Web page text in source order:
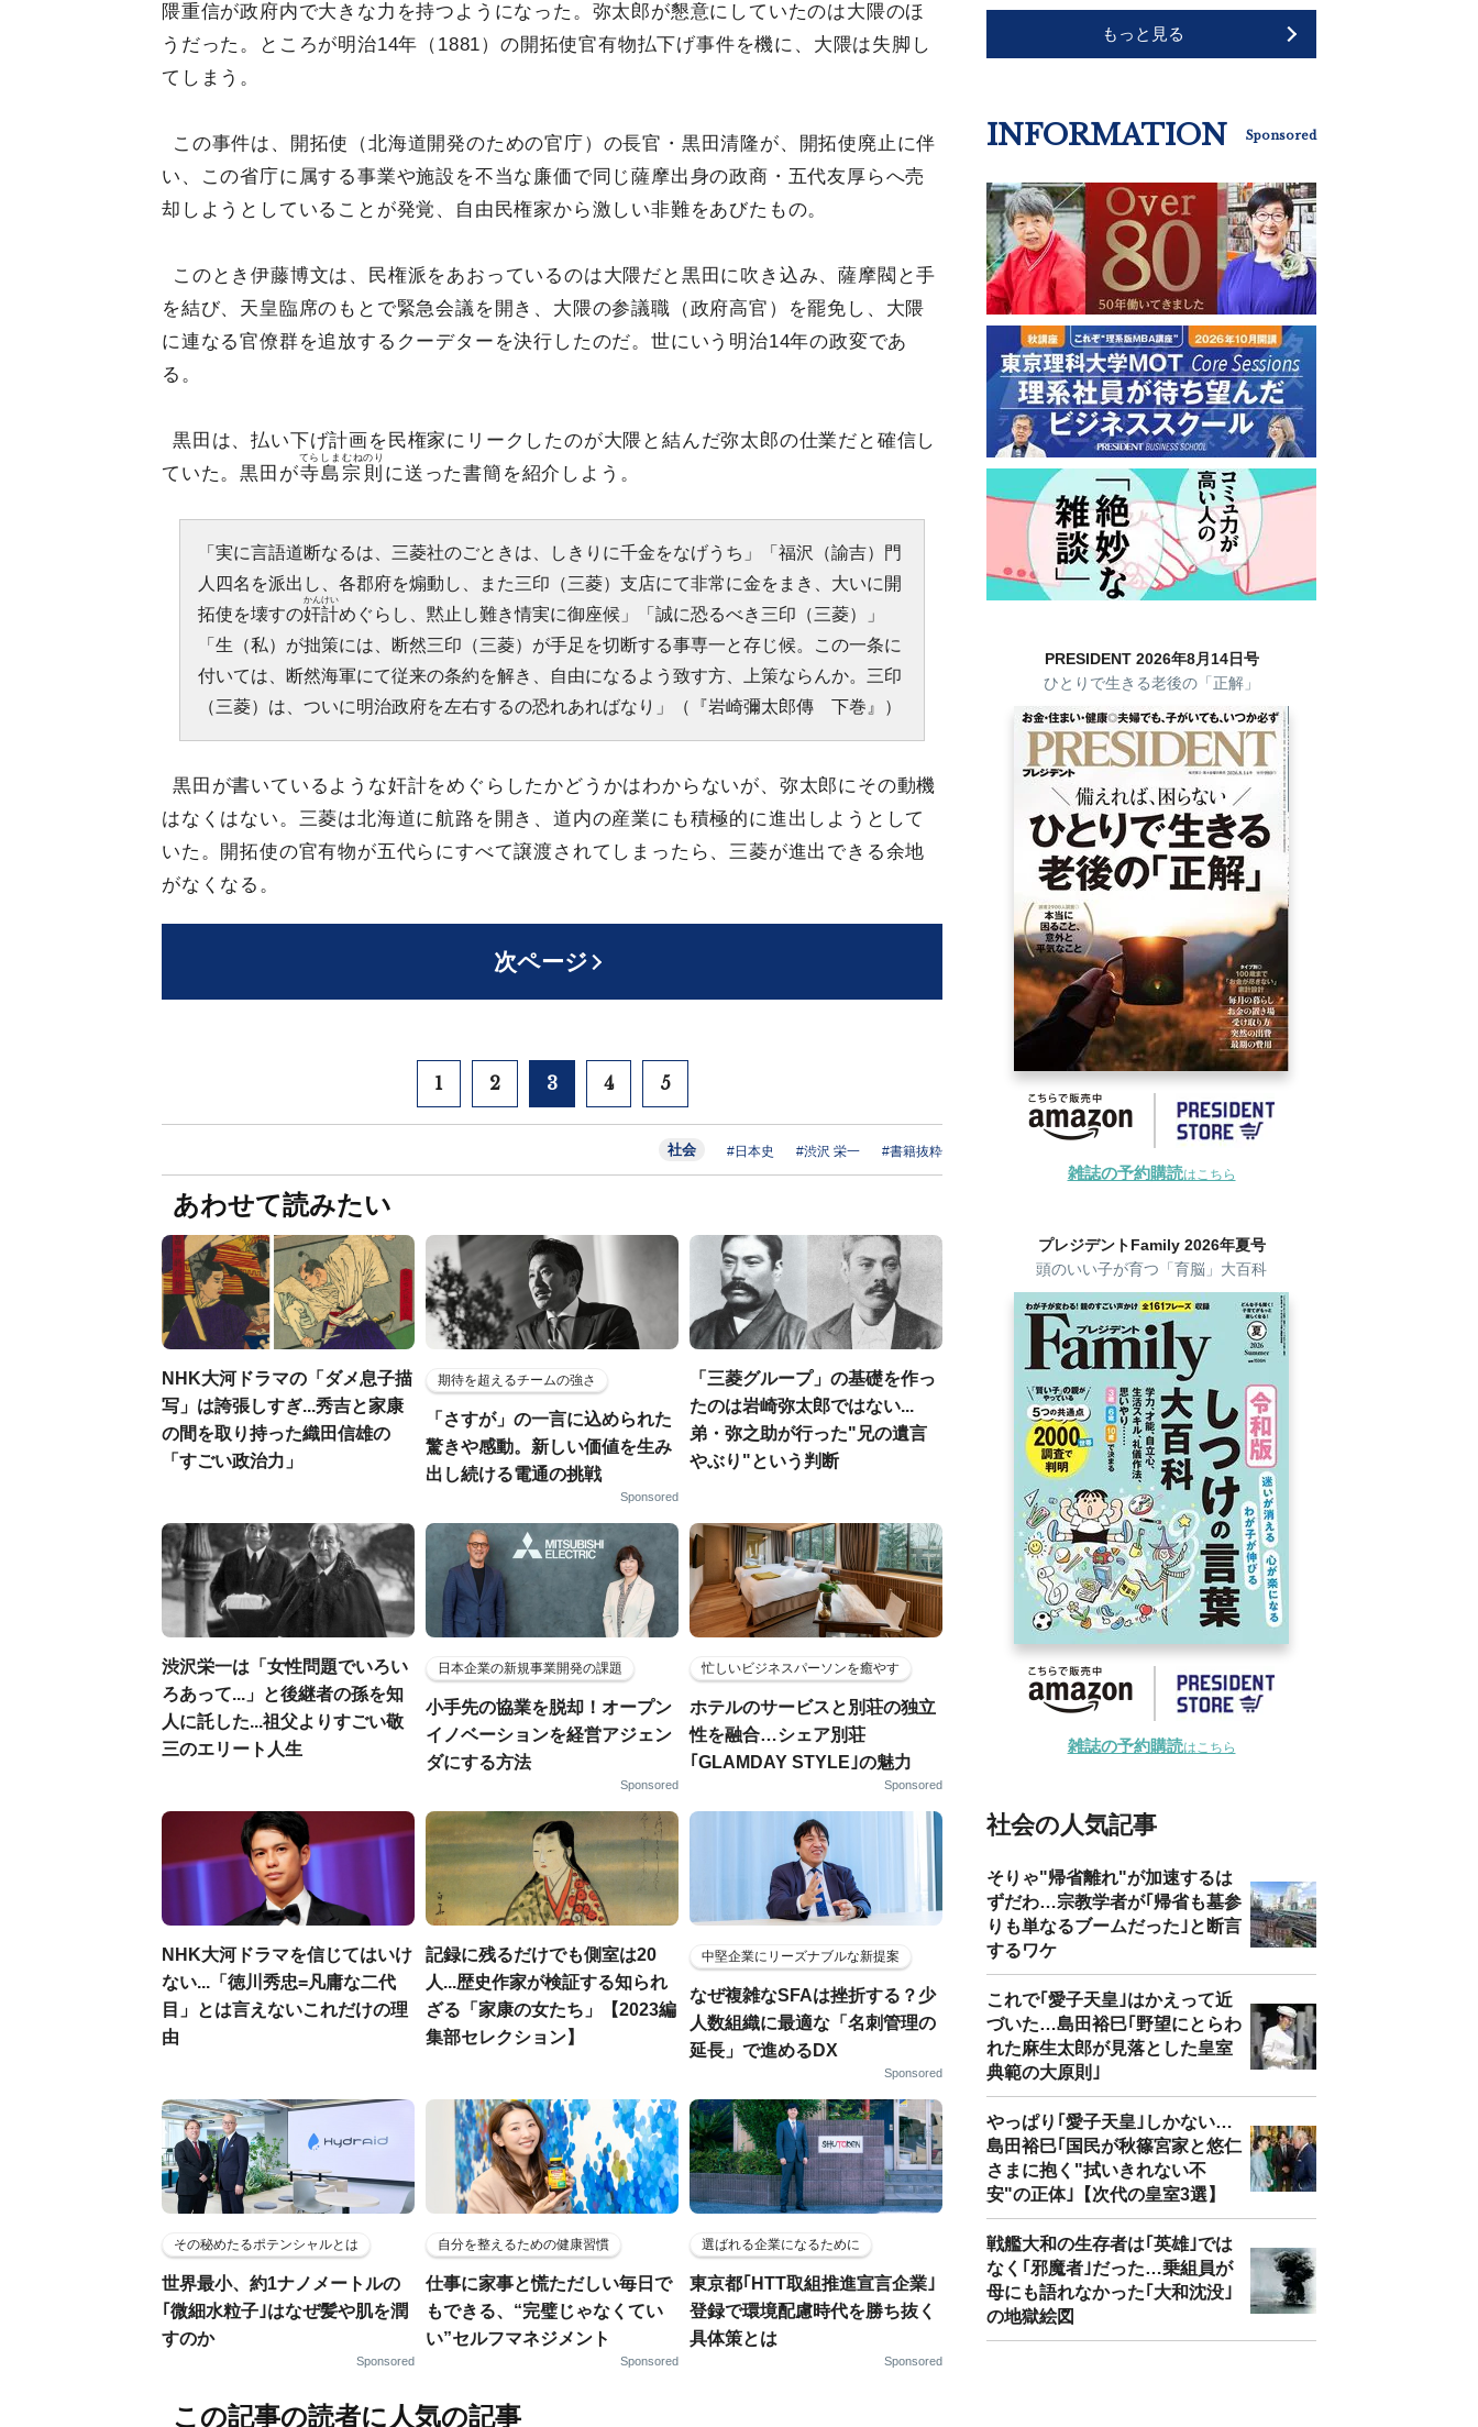
隈重信が政府内で大きな力を持つようになった。弥太郎が懇意にしていたのは大隈のほ
うだった。ところが明治14年（1881）の開拓使官有物払下げ事件を機に、大隈は失脚し
てしまう。
この事件は、開拓使（北海道開発のための官庁）の長官・黒田清隆が、開拓使廃止に伴
い、この省庁に属する事業や施設を不当な廉価で同じ薩摩出身の政商・五代友厚らへ売
却しようとしていることが発覚、自由民権家から激しい非難をあびたもの。
このとき伊藤博文は、民権派をあおっているのは大隈だと黒田に吹き込み、薩摩閥と手
を結び、天皇臨席のもとで緊急会議を開き、大隈の参議職（政府高官）を罷免し、大隈
に連なる官僚群を追放するクーデターを決行したのだ。世にいう明治14年の政変であ
る。
黒田は、払い下げ計画を民権家にリークしたのが大隈と結んだ弥太郎の仕業だと確信し
ていた。黒田が寺島宗則
てらしまむねのり
に送った書簡を紹介しよう。
「実に言語道断なるは、三菱社のごときは、しきりに千金をなげうち」「福沢（諭吉）門
人四名を派出し、各郡府を煽動し、また三印（三菱）支店にて非常に金をまき、大いに開
拓使を壊すの奸計
かんけい
めぐらし、黙止し難き情実に御座候」「誠に恐るべき三印（三菱）」
「生（私）が拙策には、断然三印（三菱）が手足を切断する事専一と存じ候。この一条に
付いては、断然海軍にて従来の条約を解き、自由になるよう致す方、上策ならんか。三印
（三菱）は、ついに明治政府を左右するの恐れあればなり」（『岩崎彌太郎傳 下巻』）
黒田が書いているような奸計をめぐらしたかどうかはわからないが、弥太郎にその動機
はなくはない。三菱は北海道に航路を開き、道内の産業にも積極的に進出しようとして
いた。開拓使の官有物が五代らにすべて譲渡されてしまったら、三菱が進出できる余地
がなくなる。
次ページ
1 2 3 4 5
社会 #日本史 #渋沢 栄一 #書籍抜粋
あわせて読みたい
NHK大河ドラマの「ダメ息子描
写」は誇張しすぎ...秀吉と家康
の間を取り持った織田信雄の
「すごい政治力」
期待を超えるチームの強さ
「さすが」の一言に込められた
驚きや感動。新しい価値を生み
出し続ける電通の挑戦
Sponsored
「三菱グループ」の基礎を作っ
たのは岩崎弥太郎ではない...
弟・弥之助が行った"兄の遺言
やぶり"という判断
渋沢栄一は「女性問題でいろい
ろあって...」と後継者の孫を知
人に託した...祖父よりすごい敬
三のエリート人生
日本企業の新規事業開発の課題
小手先の協業を脱却！オープン
イノベーションを経営アジェン
ダにする方法
Sponsored
忙しいビジネスパーソンを癒やす
ホテルのサービスと別荘の独立
性を融合…シェア別荘
｢GLAMDAY STYLE｣の魅力
Sponsored
NHK大河ドラマを信じてはいけ
ない...「徳川秀忠=凡庸な二代
目」とは言えないこれだけの理
由
記録に残るだけでも側室は20
人...歴史作家が検証する知られ
ざる「家康の女たち」【2023編
集部セレクション】
中堅企業にリーズナブルな新提案
なぜ複雑なSFAは挫折する？少
人数組織に最適な「名刺管理の
延長」で進めるDX
Sponsored
その秘めたるポテンシャルとは
世界最小、約1ナノメートルの
｢微細水粒子｣はなぜ髪や肌を潤
すのか
Sponsored
自分を整えるための健康習慣
仕事に家事と慌ただしい毎日で
もできる、“完璧じゃなくてい
い”セルフマネジメント
Sponsored
選ばれる企業になるために
東京都｢HTT取組推進宣言企業｣
登録で環境配慮時代を勝ち抜く
具体策とは
Sponsored
この記事の読者に人気の記事
もっと見る
INFORMATION Sponsored
PRESIDENT 2026年8月14日号
ひとりで生きる老後の「正解」
雑誌の予約購読はこちら
プレジデントFamily 2026年夏号
頭のいい子が育つ「育脳」大百科
雑誌の予約購読はこちら
社会の人気記事
そりゃ"帰省離れ"が加速するは
ずだわ…宗教学者が｢帰省も墓参
りも単なるブームだった｣と断言
するワケ
これで｢愛子天皇｣はかえって近
づいた…島田裕巳｢野望にとらわ
れた麻生太郎が見落とした皇室
典範の大原則｣
やっぱり｢愛子天皇｣しかない…
島田裕巳｢国民が秋篠宮家と悠仁
さまに抱く"拭いきれない不
安"の正体｣【次代の皇室3選】
戦艦大和の生存者は｢英雄｣では
なく｢邪魔者｣だった…乗組員が
母にも語れなかった｢大和沈没｣
の地獄絵図